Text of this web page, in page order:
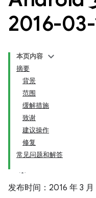
2016-
本页内容
摘要
背景
范围
缓解措施
致谢
建议操作
修复
常见问题和解答
发布时间：2016 年 3 月